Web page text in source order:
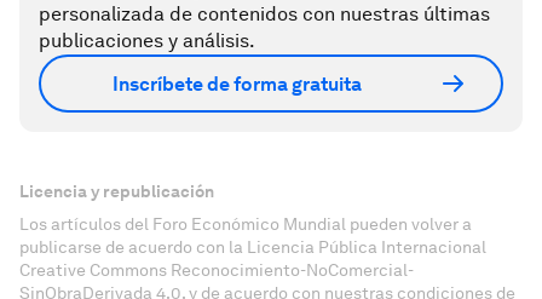
personalizada de contenidos con nuestras últimas
publicaciones y análisis.
Inscríbete de forma gratuita
Licencia y republicación
Los artículos del Foro Económico Mundial pueden volver a
publicarse de acuerdo con la Licencia Pública Internacional
Creative Commons Reconocimiento-NoComercial-
SinObraDerivada 4.0, y de acuerdo con nuestras condiciones de